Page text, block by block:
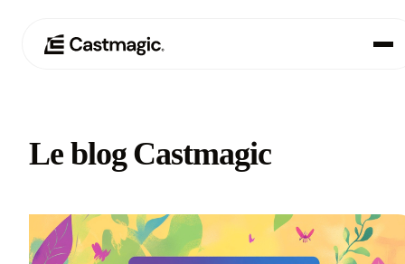
Cas d'utilisation
Tarification
Le blog Castmagic